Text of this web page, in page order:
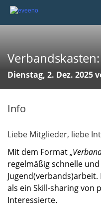
Dienstag, 2. Dez. 2025
Info
Liebe Mitglieder, liebe
Mit dem Format „
regelmäßig schnelle
als ein Skill-sharing
Interessierte.